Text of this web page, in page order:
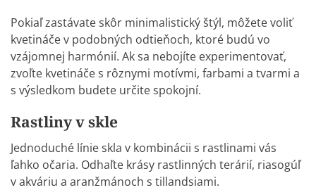
Pokiaľ zastávate skôr minimalistický štýl, môžete voliť
kvetináče v podobných odtieňoch, ktoré budú vo
vzájomnej harmónií. Ak sa nebojíte experimentovať,
zvoľte kvetináče s rôznymi motívmi, farbami a tvarmi a
s výsledkom budete určite spokojní.
Rastliny v skle
Jednoduché línie skla v kombinácii s rastlinami vás
ľahko očaria. Odhaľte krásy rastlinných terárií, riasogúľ
v akváriu a aranžmánoch s tillandsiami.